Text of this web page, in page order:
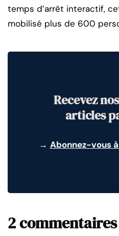
temps d’arrêt interactif,
mobilisé plus de 600
Recevez
articles
→ Abonnez-vous
2 commentaires